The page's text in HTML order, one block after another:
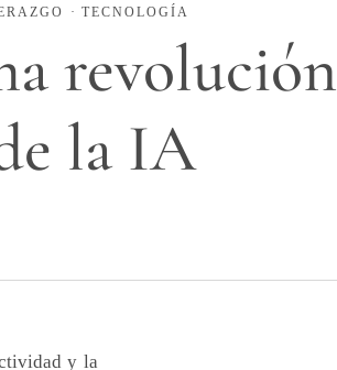
· TECNOLOGÍA
revolución
la IA
y la